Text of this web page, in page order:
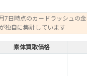
日時点のカードラッシュの
独自に集計しています
素体買取価格